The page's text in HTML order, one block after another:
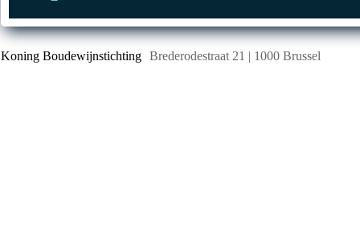
Koning Boudewijnstichting Brederodestraat 21 | 1000 Brussel